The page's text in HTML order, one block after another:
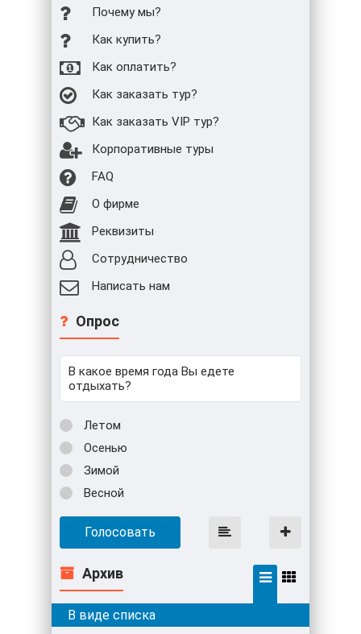
Почему мы?
Как купить?
Как оплатить?
Как заказать тур?
Как заказать VIP тур?
Корпоративные туры
FAQ
О фирме
Реквизиты
Сотрудничество
Написать нам
Опрос
В какое время года Вы едете
отдыхать?
Летом
Осенью
Зимой
Весной
Голосовать
Архив